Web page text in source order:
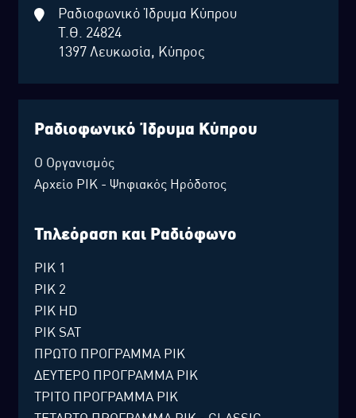
Ραδιοφωνικό Ίδρυμα Κύπρου
Τ.Θ. 24824
1397 Λευκωσία, Κύπρος
Ραδιοφωνικό Ίδρυμα Κύπρου
Ο Οργανισμός
Αρχείο ΡΙΚ - Ψηφιακός Ηρόδοτος
Τηλεόραση και Ραδιόφωνο
ΡΙΚ 1
ΡΙΚ 2
ΡΙΚ HD
ΡΙΚ SAT
ΠΡΩΤΟ ΠΡΟΓΡΑΜΜΑ ΡΙΚ
ΔΕΥΤΕΡΟ ΠΡΟΓΡΑΜΜΑ ΡΙΚ
ΤΡΙΤΟ ΠΡΟΓΡΑΜΜΑ ΡΙΚ